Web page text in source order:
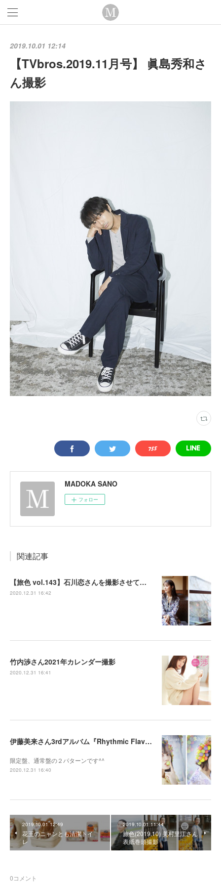
2019.10.01 12:14
【TVbros.2019.11月号】 眞島秀和さ
ん撮影
MADOKA SANO
フォロー
関連記事
【旅色 vol.143】石川恋さんを撮影させて頂きました
2020.12.31 16:42
竹内渉さん2021年カレンダー撮影
2020.12.31 16:41
伊藤美来さん3rdアルバム『Rhythmic Flavor』のジャケット写真を撮影させて頂きました
限定盤、通常盤の２パターンです^^
2020.12.31 16:40
2019.10.01 12:49
花王のニャンとも清潔トイ
レ
2019.10.01 11:44
旅色(2019.10) 美村里江さん
表紙巻頭撮影
0コメント